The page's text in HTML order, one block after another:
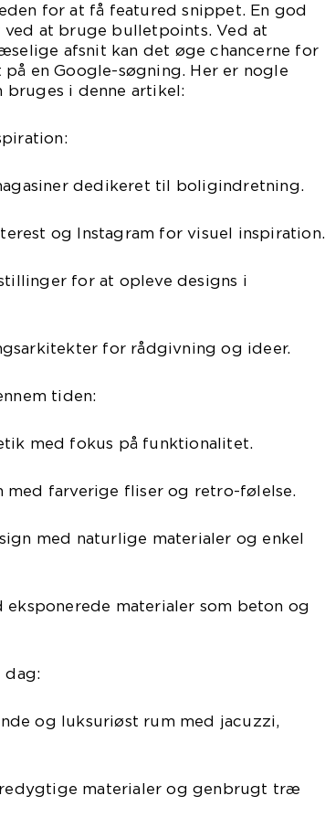
for at få featured snippet. En god
at bruge bulletpoints. Ved at
afsnit kan det øge chancerne for
en Google-søgning. Her er nogle
i denne artikel:
dedikeret til boligindretning.
og Instagram for visuel inspiration.
for at opleve designs i
for rådgivning og ideer.
tiden:
med fokus på funktionalitet.
med farverige fliser og retro-følelse.
med naturlige materialer og enkel
materialer som beton og
dag:
og luksuriøst rum med jacuzzi,
materialer og genbrugt træ